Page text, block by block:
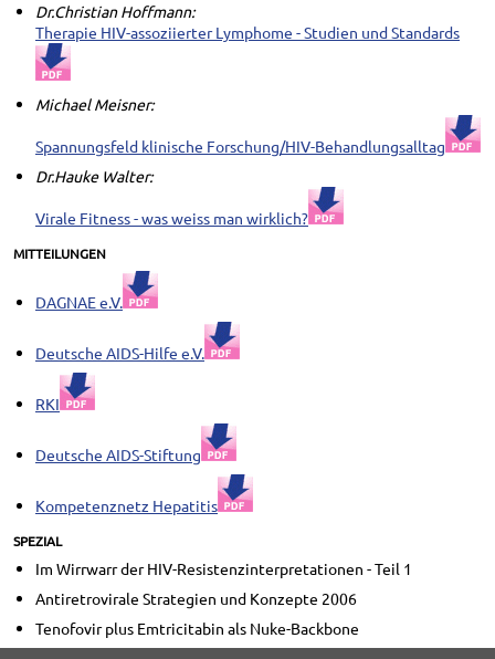
Dr.Christian Hoffmann:
Therapie HIV-assoziierter Lymphome - Studien und Standards
Michael Meisner:
Spannungsfeld klinische Forschung/HIV-Behandlungsalltag
Dr.Hauke Walter:
Virale Fitness - was weiss man wirklich?
MITTEILUNGEN
DAGNAE e.V.
Deutsche AIDS-Hilfe e.V.
RKI
Deutsche AIDS-Stiftung
Kompetenznetz Hepatitis
SPEZIAL
Im Wirrwarr der HIV-Resistenzinterpretationen - Teil 1
Antiretrovirale Strategien und Konzepte 2006
Tenofovir plus Emtricitabin als Nuke-Backbone